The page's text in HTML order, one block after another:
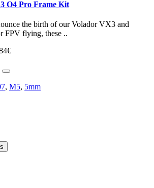
O4 Pro Frame Kit
the birth of our Volador VX3 and
FPV flying, these ..
, M5, 5mm